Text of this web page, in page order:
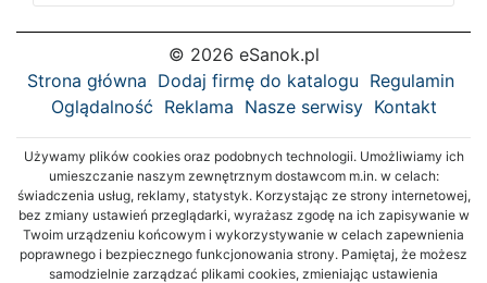
© 2026 eSanok.pl
Strona główna Dodaj firmę do katalogu Regulamin
Oglądalność Reklama Nasze serwisy Kontakt
Używamy plików cookies oraz podobnych technologii. Umożliwiamy ich
umieszczanie naszym zewnętrznym dostawcom m.in. w celach:
świadczenia usług, reklamy, statystyk. Korzystając ze strony internetowej,
bez zmiany ustawień przeglądarki, wyrażasz zgodę na ich zapisywanie w
Twoim urządzeniu końcowym i wykorzystywanie w celach zapewnienia
poprawnego i bezpiecznego funkcjonowania strony. Pamiętaj, że możesz
samodzielnie zarządzać plikami cookies, zmieniając ustawienia